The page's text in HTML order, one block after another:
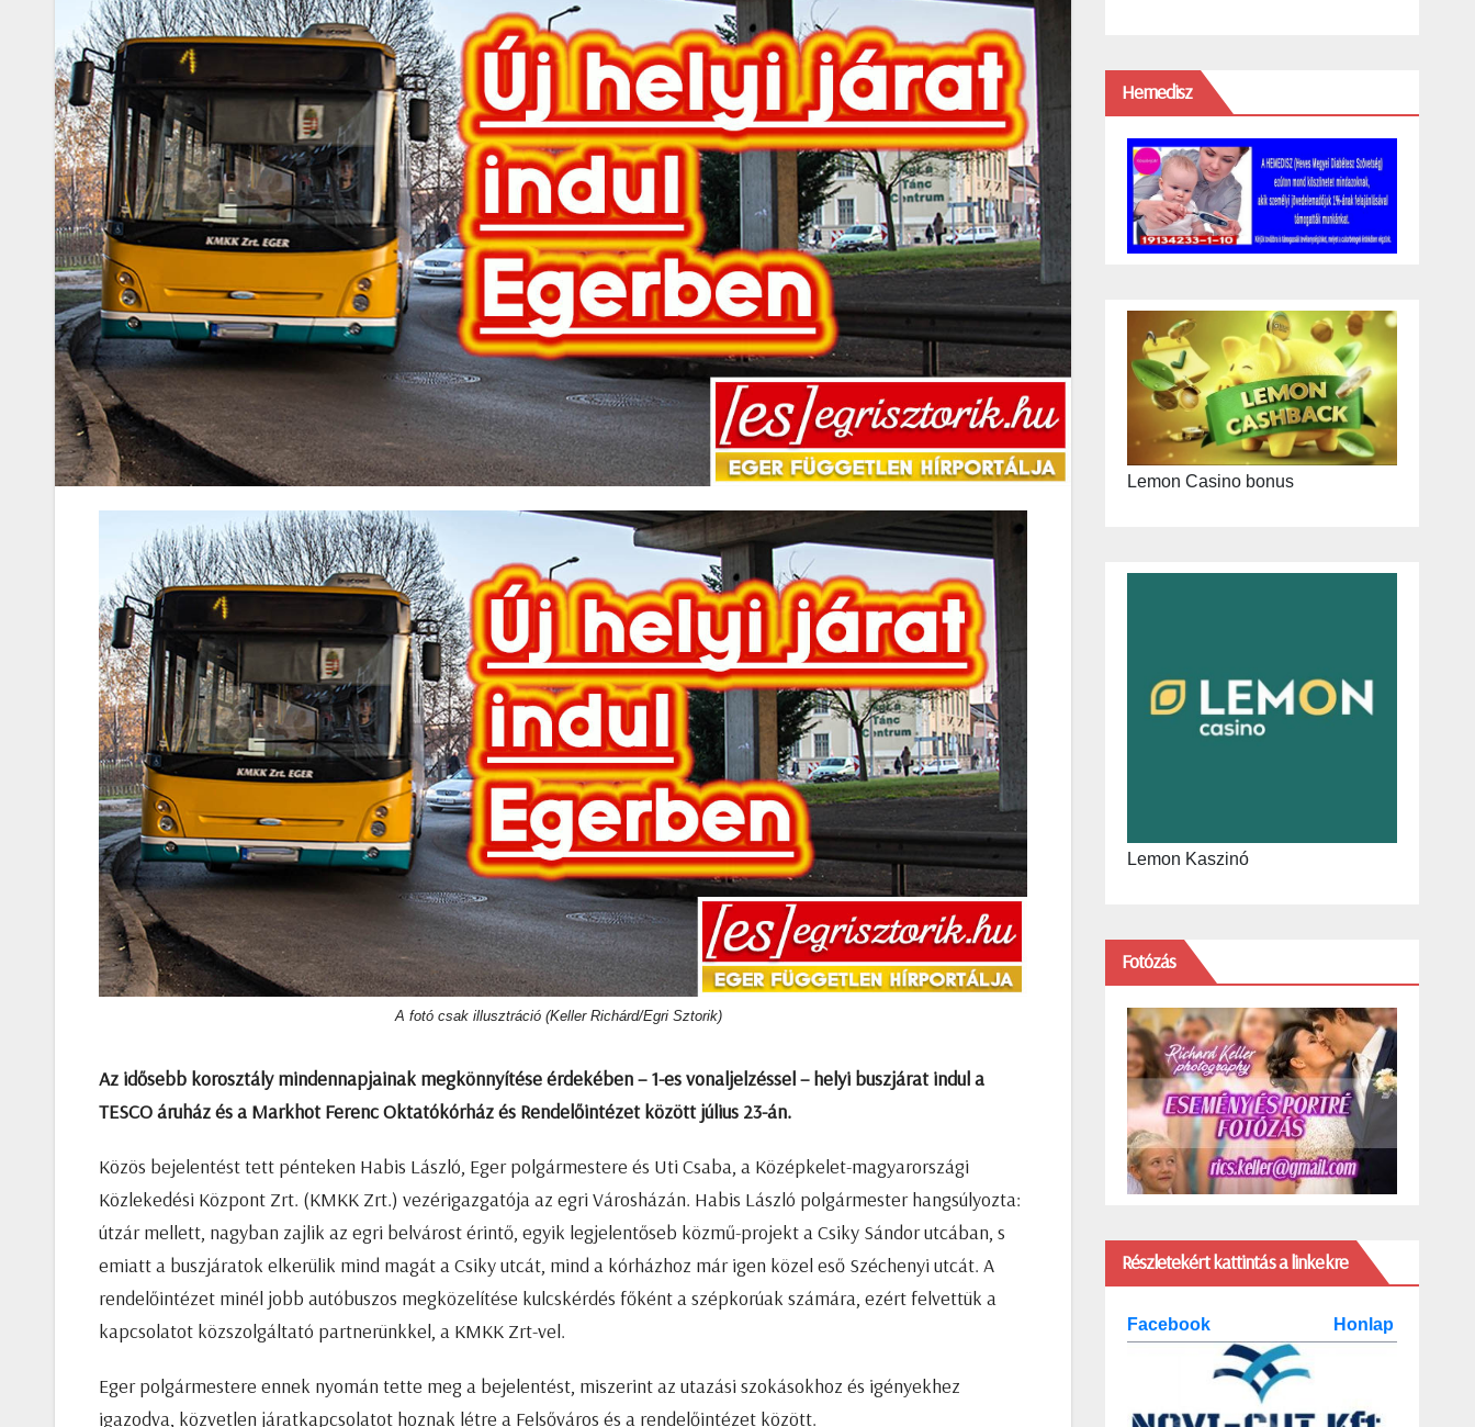
A fotó csak illusztráció (Keller Richárd/Egri Sztorik)
Az idősebb korosztály mindennapjainak megkönnyítése érdekében – 1-es vonaljelzéssel – helyi buszjárat indul a
TESCO áruház és a Markhot Ferenc Oktatókórház és Rendelőintézet között július 23-án.
Közös bejelentést tett pénteken Habis László, Eger polgármestere és Uti Csaba, a Középkelet-magyarországi
Közlekedési Központ Zrt. (KMKK Zrt.) vezérigazgatója az egri Városházán. Habis László polgármester hangsúlyozta:
útzár mellett, nagyban zajlik az egri belvárost érintő, egyik legjelentőseb közmű-projekt a Csiky Sándor utcában, s
emiatt a buszjáratok elkerülik mind magát a Csiky utcát, mind a kórházhoz már igen közel eső Széchenyi utcát. A
rendelőintézet minél jobb autóbuszos megközelítése kulcskérdés főként a szépkorúak számára, ezért felvettük a
kapcsolatot közszolgáltató partnerünkkel, a KMKK Zrt-vel.
Eger polgármestere ennek nyomán tette meg a bejelentést, miszerint az utazási szokásokhoz és igényekhez
igazodva, közvetlen járatkapcsolatot hoznak létre a Felsőváros és a rendelőintézet között.
Hemedisz
Lemon Casino bonus
Lemon Kaszinó
Fotózás
Részletekért kattintás a linkekre
Facebook Honlap